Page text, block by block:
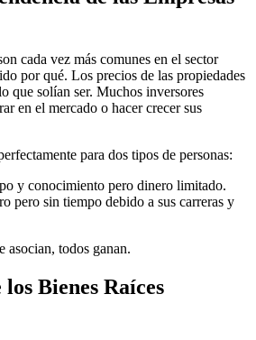
cada vez más comunes en el sector
por qué. Los precios de las propiedades
que solían ser. Muchos inversores
en el mercado o hacer crecer sus
para dos tipos de personas:
y conocimiento pero dinero limitado.
pero sin tiempo debido a sus carreras y
asocian, todos ganan.
Bienes Raíces